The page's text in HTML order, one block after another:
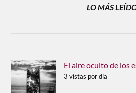
LO MÁS
El aire oculto de los
3 vistas por día